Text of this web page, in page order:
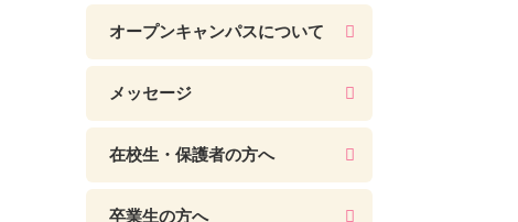
オープンキャンパスについて
メッセージ
在校生・保護者の方へ
卒業生の方へ